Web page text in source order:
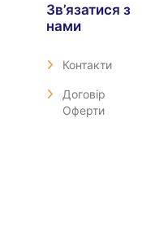
Зв’язатися з
нами
Контакти
Договір
Оферти